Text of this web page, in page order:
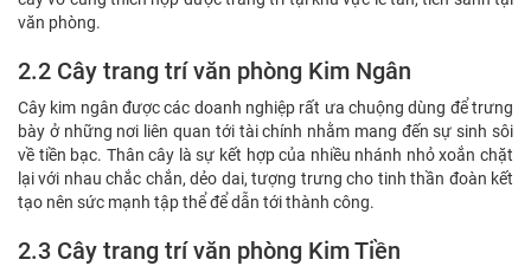
văn phòng.
2.2 Cây trang trí văn phòng Kim Ngân
Cây kim ngân được các doanh nghiệp rất ưa chuộng dùng để trưng
bày ở những nơi liên quan tới tài chính nhằm mang đến sự sinh sôi
về tiền bạc. Thân cây là sự kết hợp của nhiều nhánh nhỏ xoắn chặt
lại với nhau chắc chắn, dẻo dai, tượng trưng cho tinh thần đoàn kết
tạo nên sức mạnh tập thể để dẫn tới thành công.
2.3 Cây trang trí văn phòng Kim Tiền